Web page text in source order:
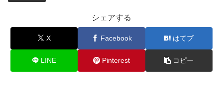
シェアする
X Facebook はてブ
LINE Pinterest コピー